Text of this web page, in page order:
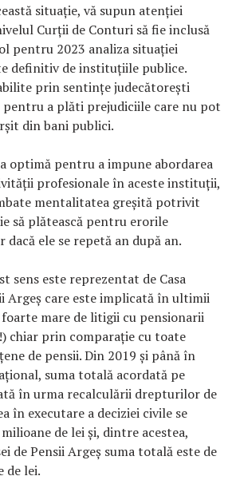
situație, vă supun atenției
Curții de Conturi să fie inclusă
pentru 2023 analiza situației
definitiv de instituțiile publice.
prin sentințe judecătorești
a plăti prejudiciile care nu pot
din bani publici.
optimă pentru a impune abordarea
profesionale în aceste instituții,
mentalitatea greșită potrivit
să plătească pentru erorile
dacă ele se repetă an după an.
sens este reprezentat de Casa
Argeș care este implicată în ultimii
mare de litigii cu pensionarii
chiar prin comparație cu toate
de pensii. Din 2019 și până în
suma totală acordată pe
în urma recalculării drepturilor de
în executare a deciziei civile se
de lei și, dintre acestea,
de Pensii Argeș suma totală este de
de lei.